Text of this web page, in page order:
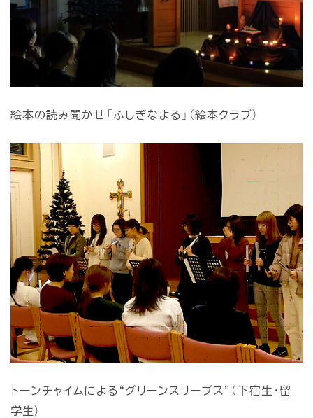
絵本の読み聞かせ「ふしぎなよる」（絵本クラブ）
トーンチャイムによる“グリーンスリーブス”（下宿生・留
学生）